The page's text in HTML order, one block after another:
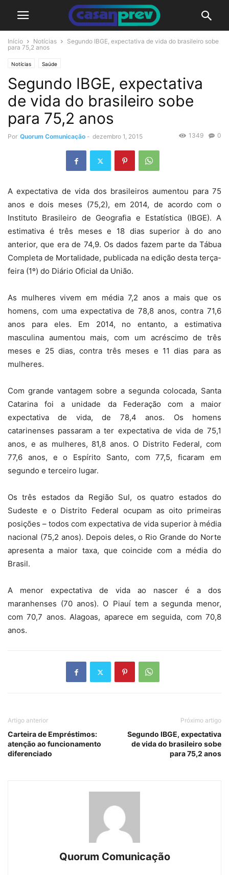
Início Notícias
Segundo IBGE, expectativa de vida do brasileiro sobe
para 75,2 anos
Notícias Saúde
Segundo IBGE, expectativa
de vida do brasileiro sobe
para 75,2 anos
Por Quorum Comunicação - dezembro 1, 2015 0
1349
A expectativa de vida dos brasileiros aumentou para 75
anos e dois meses (75,2), em 2014, de acordo com o
Instituto Brasileiro de Geografia e Estatística (IBGE). A
estimativa é três meses e 18 dias superior à do ano
anterior, que era de 74,9. Os dados fazem parte da Tábua
Completa de Mortalidade, publicada na edição desta terça-
feira (1º) do Diário Oficial da União.
As mulheres vivem em média 7,2 anos a mais que os
homens, com uma expectativa de 78,8 anos, contra 71,6
anos para eles. Em 2014, no entanto, a estimativa
masculina aumentou mais, com um acréscimo de três
meses e 25 dias, contra três meses e 11 dias para as
mulheres.
Com grande vantagem sobre a segunda colocada, Santa
Catarina foi a unidade da Federação com a maior
expectativa de vida, de 78,4 anos. Os homens
catarinenses passaram a ter expectativa de vida de 75,1
anos, e as mulheres, 81,8 anos. O Distrito Federal, com
77,6 anos, e o Espírito Santo, com 77,5, ficaram em
segundo e terceiro lugar.
Os três estados da Região Sul, os quatro estados do
Sudeste e o Distrito Federal ocupam as oito primeiras
posições – todos com expectativa de vida superior à média
nacional (75,2 anos). Depois deles, o Rio Grande do Norte
apresenta a maior taxa, que coincide com a média do
Brasil.
A menor expectativa de vida ao nascer é a dos
maranhenses (70 anos). O Piauí tem a segunda menor,
com 70,7 anos. Alagoas, aparece em seguida, com 70,8
anos.
Artigo anterior
Carteira de Empréstimos:
atenção ao funcionamento
diferenciado
Próximo artigo
Segundo IBGE, expectativa
de vida do brasileiro sobe
para 75,2 anos
Quorum Comunicação